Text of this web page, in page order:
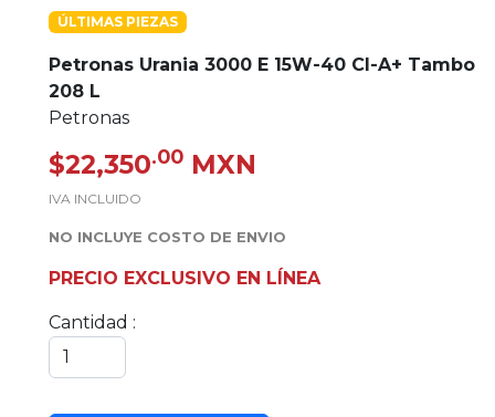
ÚLTIMAS PIEZAS
Petronas Urania 3000 E 15W-40 Cl-A+ Tambo
208 L
Petronas
$22,350.00 MXN
IVA INCLUIDO
NO INCLUYE COSTO DE ENVIO
PRECIO EXCLUSIVO EN LÍNEA
Cantidad :